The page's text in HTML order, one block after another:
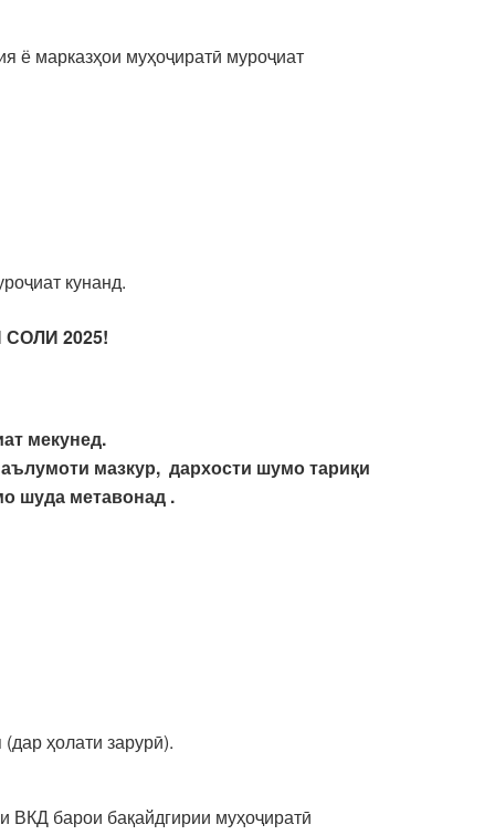
ё марказҳои муҳоҷиратӣ муроҷиат
кунанд.
2025!
мекунед.
мазкур, дархости шумо тариқи
шуда метавонад .
ҳолати зарурӣ).
барои бақайдгирии муҳоҷиратӣ